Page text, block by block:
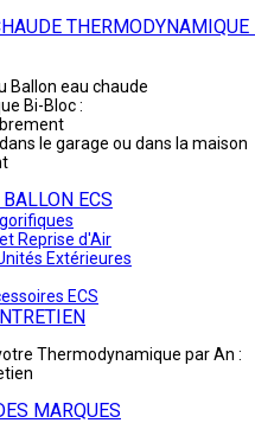
Ballon eau chaude
Bi-Bloc :
le garage ou dans la maison
ECS
Reprise d'Air
Extérieures
ECS
Thermodynamique par An :
MARQUES